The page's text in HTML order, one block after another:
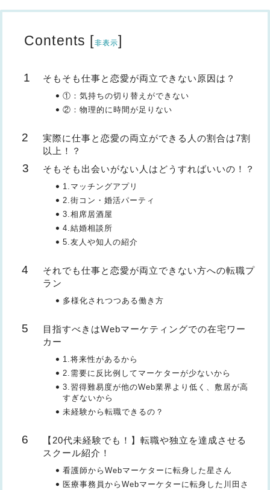
Contents [非表示]
そもそも仕事と恋愛が両立できない原因は？
①：気持ちの切り替えができない
②：物理的に時間が足りない
実際に仕事と恋愛の両立ができる人の割合は7割
以上！？
そもそも出会いがない人はどうすればいいの！？
1.マッチングアプリ
2.街コン・婚活パーティ
3.相席居酒屋
4.結婚相談所
5.友人や知人の紹介
それでも仕事と恋愛が両立できない方への転職プ
ラン
多様化されつつある働き方
目指すべきはWebマーケティングでの在宅ワー
カー
1.将来性があるから
2.需要に反比例してマーケターが少ないから
3.習得難易度が他のWeb業界より低く、敷居が高
すぎないから
未経験から転職できるの？
【20代未経験でも！】転職や独立を達成させる
スクール紹介！
看護師からWebマーケターに転身した星さん
医療事務員からWebマーケターに転身した川田さ